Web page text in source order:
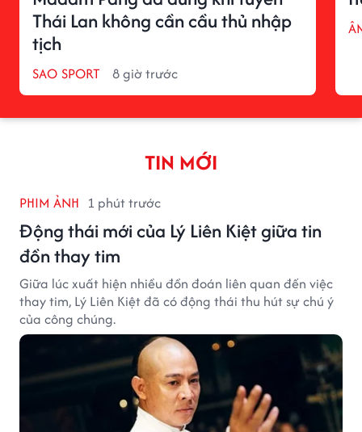
Thái Lan không cần cầu thủ nhập
tịch
SAO SPORT 8 giờ trước
TIN MỚI
PHIM ẢNH 1 phút trước
Động thái mới của Lý Liên Kiệt giữa tin
đồn thay tim
Giữa lúc xuất hiện nhiều đồn đoán liên quan đến việc
thay tim, Lý Liên Kiệt đã có động thái thu hút sự chú ý
của công chúng.